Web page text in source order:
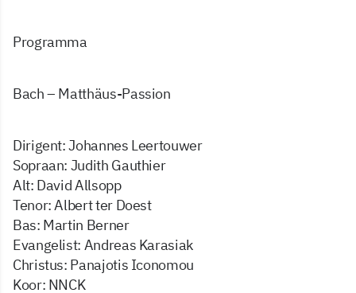
Programma
Bach – Matthäus-Passion
Dirigent: Johannes Leertouwer
Sopraan: Judith Gauthier
Alt: David Allsopp
Tenor: Albert ter Doest
Bas: Martin Berner
Evangelist: Andreas Karasiak
Christus: Panajotis Iconomou
Koor: NNCK